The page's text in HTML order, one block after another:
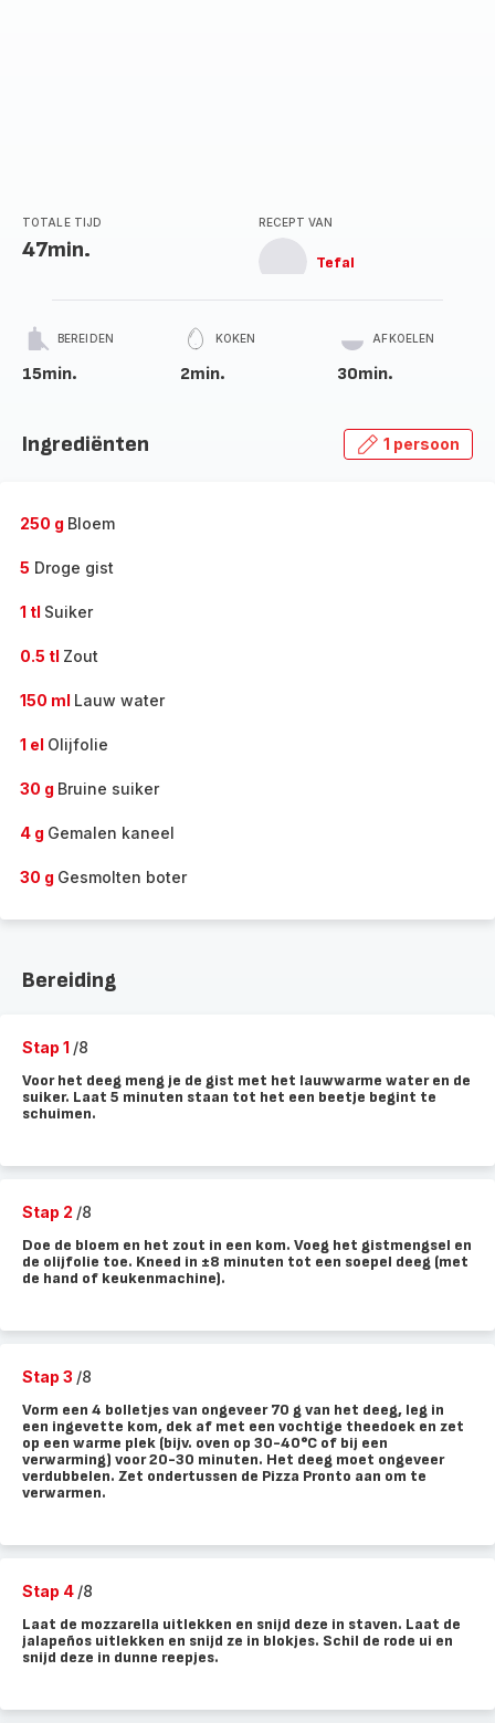
TOTALE TIJD
47min.
RECEPT VAN
Tefal
BEREIDEN
15min.
KOKEN
2min.
AFKOELEN
30min.
Ingrediënten 1 persoon
250 g Bloem
5 Droge gist
1 tl Suiker
0.5 tl Zout
150 ml Lauw water
1 el Olijfolie
30 g Bruine suiker
4 g Gemalen kaneel
30 g Gesmolten boter
Bereiding
Stap 1 /8
Voor het deeg meng je de gist met het lauwwarme water en de
suiker. Laat 5 minuten staan tot het een beetje begint te
schuimen.
Stap 2 /8
Doe de bloem en het zout in een kom. Voeg het gistmengsel en
de olijfolie toe. Kneed in ±8 minuten tot een soepel deeg (met
de hand of keukenmachine).
Stap 3 /8
Vorm een 4 bolletjes van ongeveer 70 g van het deeg, leg in
een ingevette kom, dek af met een vochtige theedoek en zet
op een warme plek (bijv. oven op 30-40°C of bij een
verwarming) voor 20-30 minuten. Het deeg moet ongeveer
verdubbelen. Zet ondertussen de Pizza Pronto aan om te
verwarmen.
Stap 4 /8
Laat de mozzarella uitlekken en snijd deze in staven. Laat de
jalapeños uitlekken en snijd ze in blokjes. Schil de rode ui en
snijd deze in dunne reepjes.